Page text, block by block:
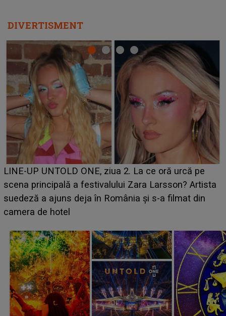
DIVERTISMENT
Ce a dezvăluit noua concurentă din "Casa Iubirii" l-a
luat prin surprindere pe Emanuel. CINE ESTE
BĂIATUL VIZAT de Alexandra?! Aflându-se în fața
faptului împlinit, A RECUNOSCUT IMEDIAT: "Am